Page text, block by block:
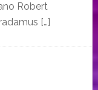
Robert
[…]